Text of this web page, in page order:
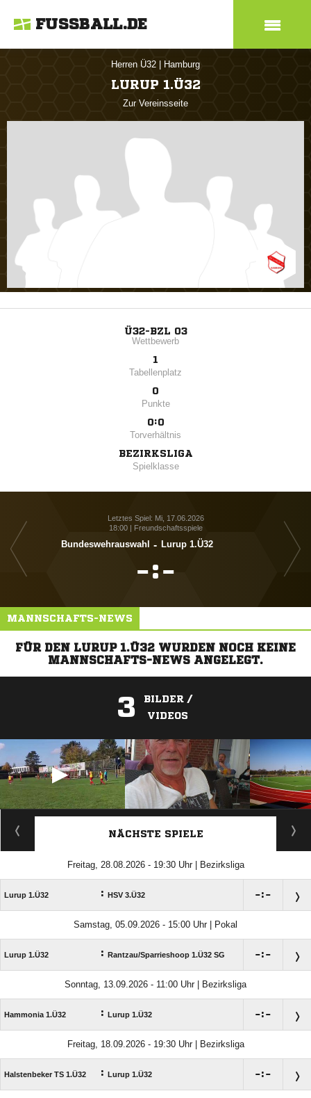
FUSSBALL.DE
Herren Ü32 Hamburg
LURUP 1.Ü32
Zur Vereinsseite
Ü32-BZL 03
Wettbewerb
1
Tabellenplatz
0
Punkte
0:0
Torverhältnis
BEZIRKSLIGA
Spielklasse
Letztes Spiel: Mi, 17.06.2026
18:00 | Freundschaftsspiele
Bundeswehrauswahl - Lurup 1.Ü32
:
MANNSCHAFTS-NEWS
FÜR DEN LURUP 1.Ü32 WURDEN NOCH KEINE
MANNSCHAFTS-NEWS ANGELEGT.
3
BILDER /
VIDEOS
ANZEIGE
NÄCHSTE SPIELE
Freitag, 28.08.2026 - 19:30 Uhr | Bezirksliga
Lurup 1.Ü32 : HSV 3.Ü32 :
Samstag, 05.09.2026 - 15:00 Uhr | Pokal
Lurup 1.Ü32 : Rantzau/​Sparrieshoop 1.Ü32 SG :
Sonntag, 13.09.2026 - 11:00 Uhr | Bezirksliga
Hammonia 1.Ü32 : Lurup 1.Ü32 :
Freitag, 18.09.2026 - 19:30 Uhr | Bezirksliga
Halstenbeker TS 1.Ü32 : Lurup 1.Ü32 :